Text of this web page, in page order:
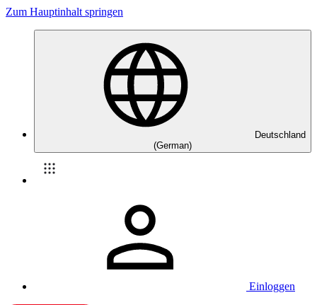
Zum Hauptinhalt springen
Deutschland
(German)
Einloggen